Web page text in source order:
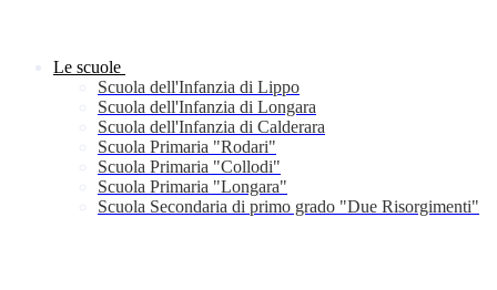
Le scuole
Scuola dell'Infanzia di Lippo
Scuola dell'Infanzia di Longara
Scuola dell'Infanzia di Calderara
Scuola Primaria "Rodari"
Scuola Primaria "Collodi"
Scuola Primaria "Longara"
Scuola Secondaria di primo grado "Due Risorgimenti"